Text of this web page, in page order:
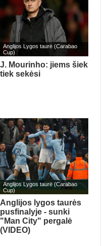
Anglijos Lygos taurė (Carabao
Cup)
J. Mourinho: jiems šiek
tiek sekėsi
Anglijos Lygos taurė (Carabao
Cup)
Anglijos lygos taurės
pusfinalyje - sunki
"Man City" pergalė
(VIDEO)